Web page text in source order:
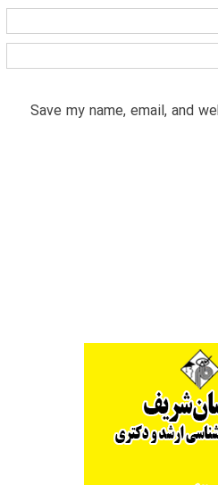
Save my name, email, and